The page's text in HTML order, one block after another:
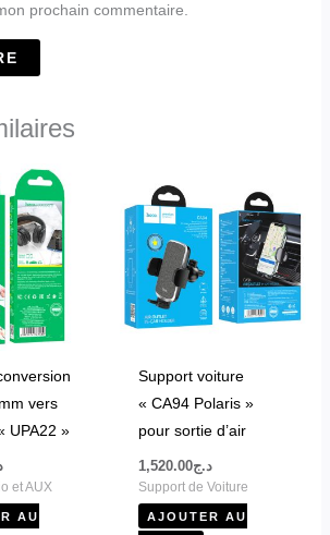
prochain commentaire.
vers
UPA22 »
et AUX
AU
Support voiture
« CA94 Polaris »
pour sortie d’air
د.ج1,520.00
Support de Voiture
AJOUTER AU